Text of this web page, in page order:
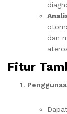
dan
Fitur